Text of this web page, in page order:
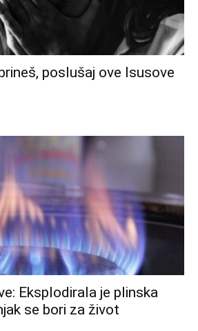
poslušaj ove Isusove
Eksplodirala je plinska
se bori za život